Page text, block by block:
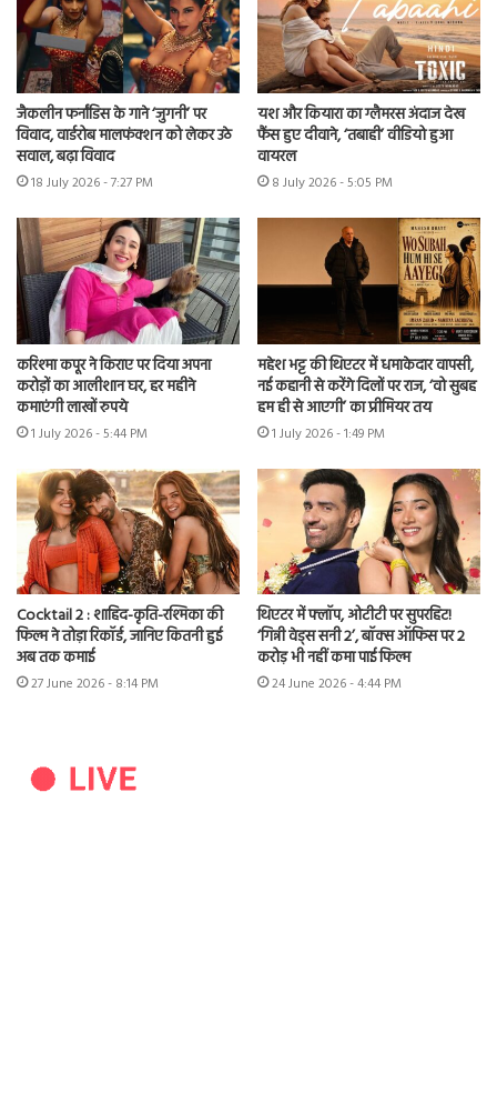
जैकलीन फर्नांडिस के गाने ‘जुगनी’ पर
विवाद, वार्डरोब मालफंक्शन को लेकर उठे
सवाल, बढ़ा विवाद
18 July 2026 - 7:27 PM
यश और कियारा का ग्लैमरस अंदाज देख
फैंस हुए दीवाने, ‘तबाही’ वीडियो हुआ
वायरल
8 July 2026 - 5:05 PM
करिश्मा कपूर ने किराए पर दिया अपना
करोड़ों का आलीशान घर, हर महीने
कमाएंगी लाखों रुपये
1 July 2026 - 5:44 PM
महेश भट्ट की थिएटर में धमाकेदार वापसी,
नई कहानी से करेंगे दिलों पर राज, ‘वो सुबह
हम ही से आएगी’ का प्रीमियर तय
1 July 2026 - 1:49 PM
Cocktail 2 : शाहिद-कृति-रश्मिका की
फिल्म ने तोड़ा रिकॉर्ड, जानिए कितनी हुई
अब तक कमाई
27 June 2026 - 8:14 PM
थिएटर में फ्लॉप, ओटीटी पर सुपरहिट!
‘गिन्नी वेड्स सनी 2’, बॉक्स ऑफिस पर 2
करोड़ भी नहीं कमा पाई फिल्म
24 June 2026 - 4:44 PM